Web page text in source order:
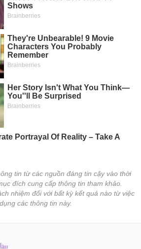
tin từ các nguồn đáng tin cậy vào thời
đích cung cấp thông tin tham khảo.
nhiệm đối với bất kỳ kết quả nào từ việc
các thông tin này.